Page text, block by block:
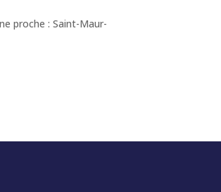
proche : Saint-Maur-